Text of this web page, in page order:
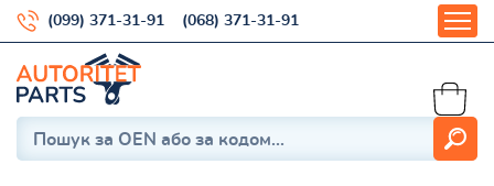
(099) 371-31-91 (068) 371-31-91